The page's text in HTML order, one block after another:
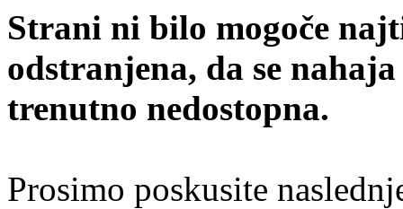
Strani ni bilo mogoče
odstranjena, da se
trenutno nedostopna.
Prosimo poskusite